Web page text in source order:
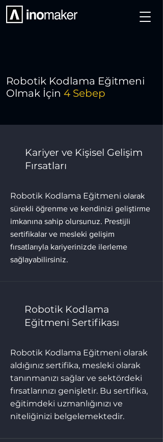
Robotik Kodlama Eğitmeni
Olmak İçin 4 Sebep
Kariyer ve Kişisel Gelişim
Fırsatları
Robotik Kodlama Eğitmeni olarak
sürekli öğrenme ve kendinizi geliştirme
imkanına sahip olursunuz. Prestijli
sertifikalar ve mesleki gelişim
fırsatlarıyla kariyerinizde ilerleme
sağlayabilirsiniz.
Robotik Kodlama
Eğitmeni Sertifikası
Robotik Kodlama Eğitmeni olarak
aldığınız sertifika, mesleki olarak
tanınmanızı sağlar ve sektördeki
fırsatlarınızı genişletir. Bu sertifika,
eğitimdeki uzmanlığınızı ve
niteliğinizi belgelemektedir.